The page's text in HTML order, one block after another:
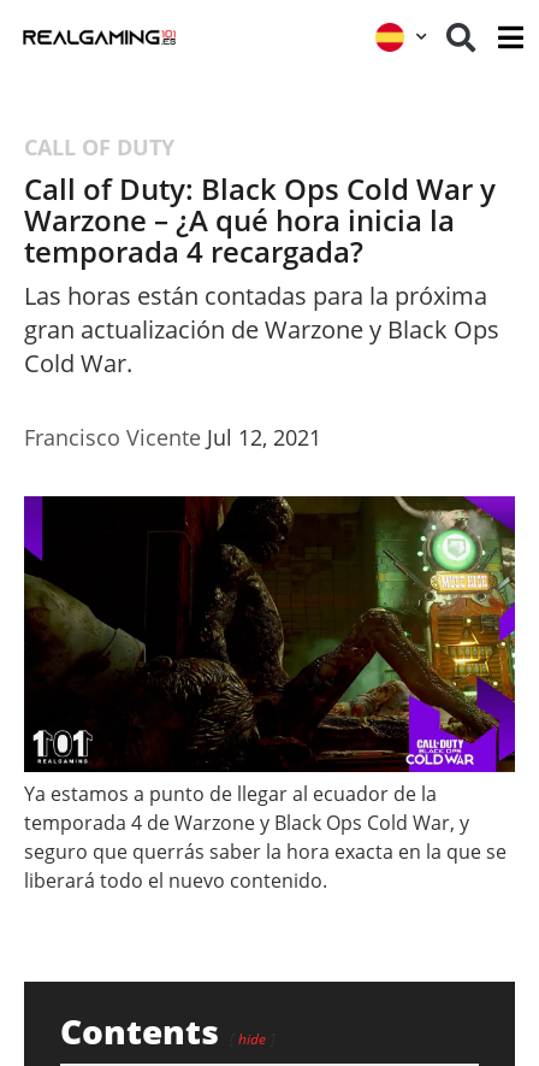
CALL OF DUTY
Call of Duty: Black Ops Cold War y
Warzone – ¿A qué hora inicia la
temporada 4 recargada?
Las horas están contadas para la próxima
gran actualización de Warzone y Black Ops
Cold War.
Francisco Vicente Jul 12, 2021
Ya estamos a punto de llegar al ecuador de la
temporada 4 de Warzone y Black Ops Cold War, y
seguro que querrás saber la hora exacta en la que se
liberará todo el nuevo contenido.
Contents hide